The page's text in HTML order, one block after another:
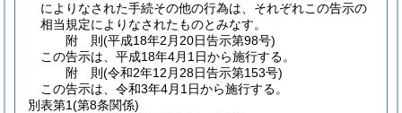
によりなされた手続その他の行為は、それぞれこの告示の
相当規定によりなされたものとみなす。
附 則(平成18年2月20日告示第98号)
この告示は、平成18年4月1日から施行する。
附 則(令和2年12月28日告示第153号)
この告示は、令和3年4月1日から施行する。
別表第1(第8条関係)